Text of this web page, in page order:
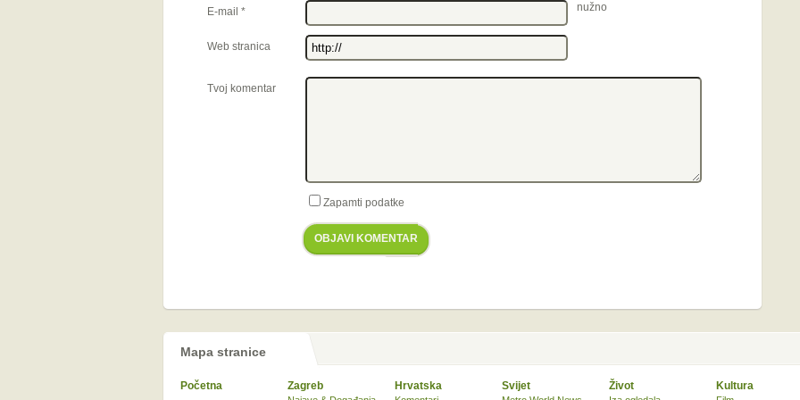
E-mail * nužno
Web stranica
Tvoj komentar
Zapamti podatke
OBJAVI KOMENTAR
Mapa stranice
Početna Zagreb Hrvatska Svijet Život Kultura